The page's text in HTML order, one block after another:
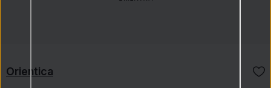
Orientica